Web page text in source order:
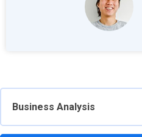
Business Analysis